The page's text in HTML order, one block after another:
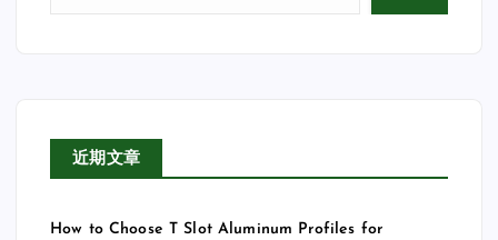
近期文章
How to Choose T Slot Aluminum Profiles for